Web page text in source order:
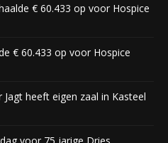
€ 60.433 op voor Hospice
€ 60.433 op voor Hospice
heeft eigen zaal in Kasteel